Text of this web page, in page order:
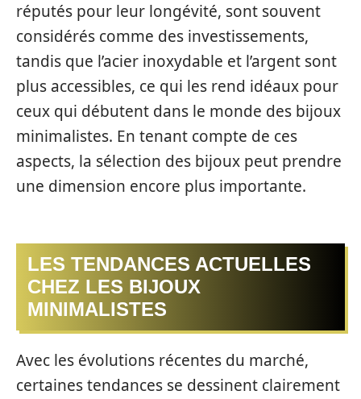
réputés pour leur longévité, sont souvent
considérés comme des investissements,
tandis que l’acier inoxydable et l’argent sont
plus accessibles, ce qui les rend idéaux pour
ceux qui débutent dans le monde des bijoux
minimalistes. En tenant compte de ces
aspects, la sélection des bijoux peut prendre
une dimension encore plus importante.
LES TENDANCES ACTUELLES
CHEZ LES BIJOUX
MINIMALISTES
Avec les évolutions récentes du marché,
certaines tendances se dessinent clairement